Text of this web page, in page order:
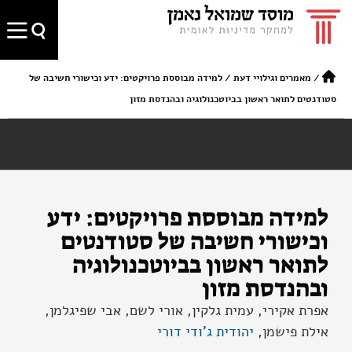
/ מאמרים וגילויי דעת /למידה מבוססת פרויקטים: ידע וכישורי חשיבה של
סטודנטים לתואר ראשון בביוטכנולוגיה ובהנדסת מזון
למידה מבוססת פרויקטים: ידע
וכישורי חשיבה של סטודנטים
לתואר ראשון בביוטכנולוגיה
ובהנדסת מזון
אפרת אקירי, עמית גלקין, אורי לשם, אבי שפיגלמן,
אילת פישמן, יהודית ג'ודי דורי